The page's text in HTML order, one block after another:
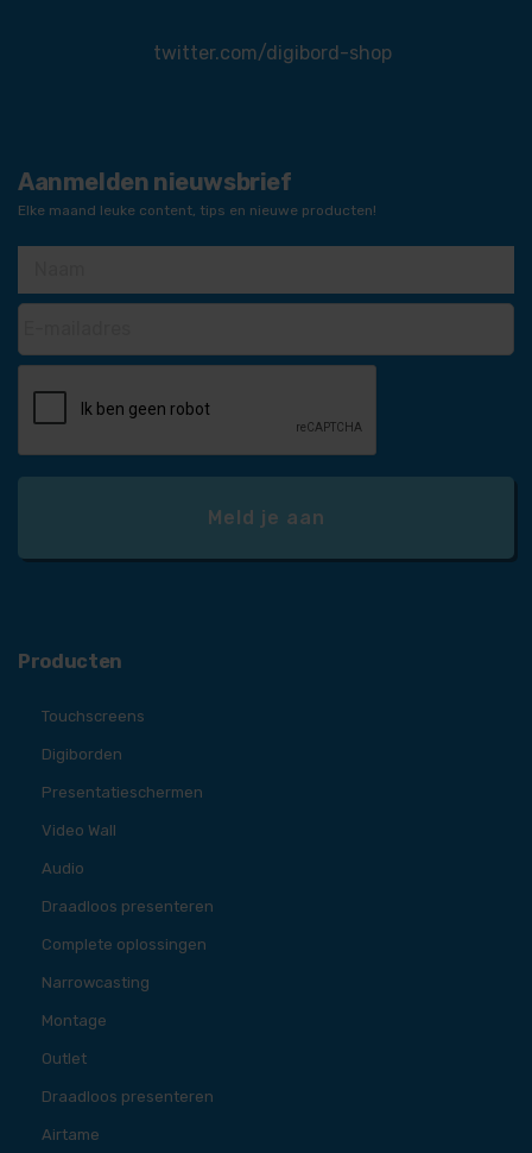
twitter.com/digibord-shop
Aanmelden nieuwsbrief
Elke maand leuke content, tips en nieuwe producten!
Producten
Touchscreens
Digiborden
Presentatieschermen
Video Wall
Audio
Draadloos presenteren
Complete oplossingen
Narrowcasting
Montage
Outlet
Draadloos presenteren
Airtame